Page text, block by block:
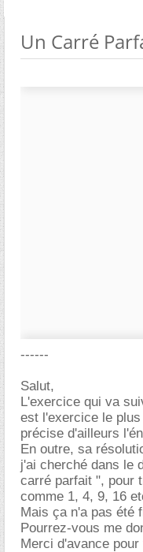
Un Carré
------
Salut,
L'exercice qui va
est l'exercice le
précise d'ailleurs
En outre, sa
j'ai cherché dans le
carré parfait ", pour
comme 1, 4, 9, 16
Mais ça n'a pas été
Pourrez-vous me
Merci d'avance